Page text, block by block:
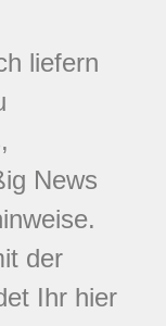
liefern
News
der
Ihr hier